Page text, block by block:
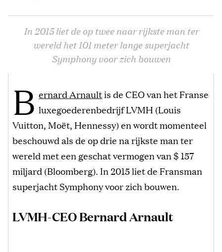
In 2015 liet de op twee naar rijkste man ter
wereld het 101 meter lange superjacht
Symphony voor zich bouwen
B ernard Arnaultis de CEO van het Franse
luxegoederenbedrijf LVMH (Louis
Vuitton, Moët, Hennessy) en wordt momenteel
beschouwd als de op drie na rijkste man ter
wereld met een geschat vermogen van $ 157
miljard (Bloomberg). In 2015 liet de Fransman
superjacht Symphony voor zich bouwen.
LVMH-CEO Bernard Arnault